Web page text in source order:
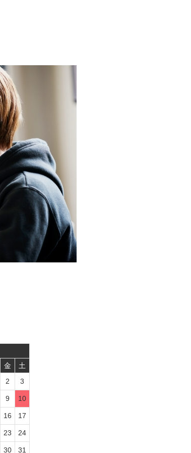
金
土
2 3
9 10
16 17
23 24
30 31